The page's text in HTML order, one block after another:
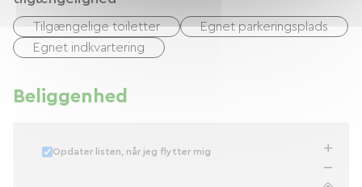
information eller for at foretage en reservation,
tøv ikke med at kontakte os.
Tilgængelige toiletter
Egnet parkeringsplads
Egnet indkvartering
Beliggenhed
Opdater listen, når jeg flytter mig